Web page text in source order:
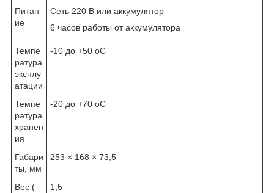
Питан
ие
Сеть 220 В или аккумулятор
6 часов работы от аккумулятора
Темпе
ратура
эксплу
атации
-10 до +50 оС
Темпе
ратура
хранен
ия
-20 до +70 оС
Габари
ты, мм
253 × 168 × 73,5
Вес (
1,5